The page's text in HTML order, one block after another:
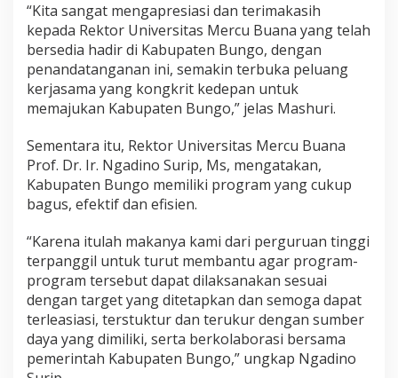
“Kita sangat mengapresiasi dan terimakasih
kepada Rektor Universitas Mercu Buana yang telah
bersedia hadir di Kabupaten Bungo, dengan
penandatanganan ini, semakin terbuka peluang
kerjasama yang kongkrit kedepan untuk
memajukan Kabupaten Bungo,” jelas Mashuri.
Sementara itu, Rektor Universitas Mercu Buana
Prof. Dr. Ir. Ngadino Surip, Ms, mengatakan,
Kabupaten Bungo memiliki program yang cukup
bagus, efektif dan efisien.
“Karena itulah makanya kami dari perguruan tinggi
terpanggil untuk turut membantu agar program-
program tersebut dapat dilaksanakan sesuai
dengan target yang ditetapkan dan semoga dapat
terleasiasi, terstuktur dan terukur dengan sumber
daya yang dimiliki, serta berkolaborasi bersama
pemerintah Kabupaten Bungo,” ungkap Ngadino